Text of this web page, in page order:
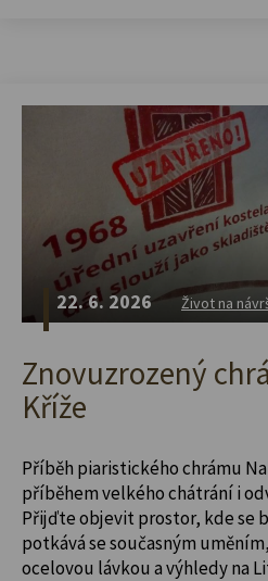
22. 6. 2026 Život na
Znovuzrozený
Kříže
Příběh piaristického chrámu
příběhem velkého chátrání i
Přijďte objevit prostor, kde se
potkává se současným
ocelovou lávkou a výhledy na